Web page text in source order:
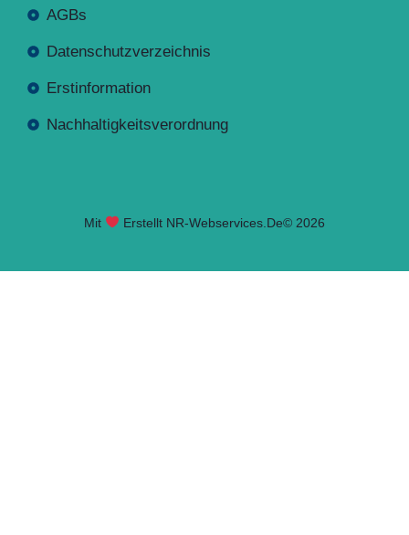
AGBs
Datenschutzverzeichnis
Erstinformation
Nachhaltigkeitsverordnung
Mit Erstellt NR-Webservices.de© 2026